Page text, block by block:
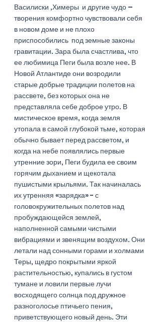
Василиски ,Химеры  и другие чудо –
творения комфортно чувствовали себя
в новом доме и не плохо
приспособились  под земные законы
гравитации. Зара была счастлива, что
ее любимица Пеги была возле нее. В
Новой Атлантиде они возродили
старые добрые традиции полетов на
рассвете, без которых она не
представляла себе доброе утро. В
мистическое время, когда земля
утопала в самой глубокой тьме, которая
обычно бывает перед рассветом, и
когда на небе появлялись первые
утренние зори, Пеги будила ее своим
горячим дыханием и щекотала
пушистыми крыльями. Так начиналась
их утренняя «зарядка» - с
головокружительных полетов над
пробуждающейся землей,
наполненной самыми чистыми
вибрациями и звенящим воздухом. Они
летали над сонными горами и холмами
Теры, щедро покрытыми яркой
растительностью, купались в густом
тумане и ловили первые лучи
восходящего солнца под дружное
разноголосье птичьего пения,
приветствующего новый день. Эти